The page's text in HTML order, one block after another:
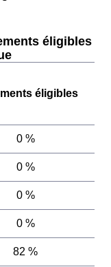
éligibles à
éligibles
0 %
0 %
0 %
0 %
82 %